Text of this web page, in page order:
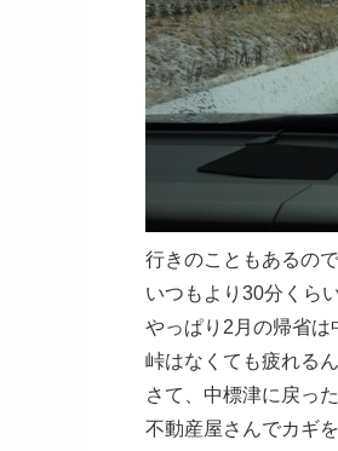
行きのこともあるの
いつもより30分くら
やっぱり2月の帰省は
峠はなくても疲れる
さて、中標津に戻っ
不動産屋さんでカギ